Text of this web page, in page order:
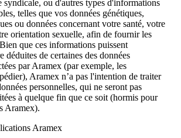
syndicale, ou d'autres types d'informations
telles que vos données génétiques,
ou données concernant votre santé, votre
orientation sexuelle, afin de fournir les
que ces informations puissent
déduites de certaines des données
par Aramex (par exemple, les
Aramex n’a pas l'intention de traiter
personnelles, qui ne seront pas
à quelque fin que ce soit (hormis pour
Aramex).
Aramex